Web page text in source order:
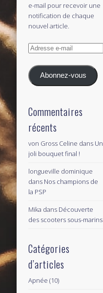
e-mail pour recevoir une
notification de chaque
nouvel article.
Adresse
mail
Abonnez-vous
Commentaires
récents
von Gross Celine dans Un
joli bouquet final !
longueville dominique
dans Nos champions de
la PSP
Mika dans Découverte
des scooters sous-marins
Catégories
d’articles
Apnée (10)